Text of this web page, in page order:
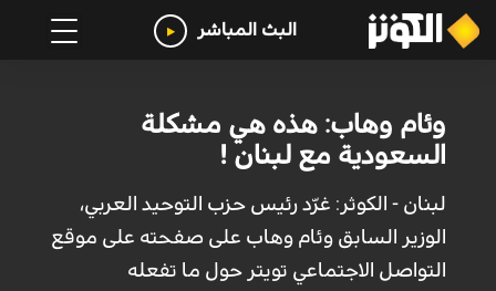
البث المباشر
وئام وهاب: هذه هي مشكلة
السعودية مع لبنان !
لبنان - الكوثر: غرّد رئيس حزب التوحيد العربي،
الوزير السابق وئام وهاب على صفحته على موقع
التواصل الاجتماعي تويتر حول ما تفعله